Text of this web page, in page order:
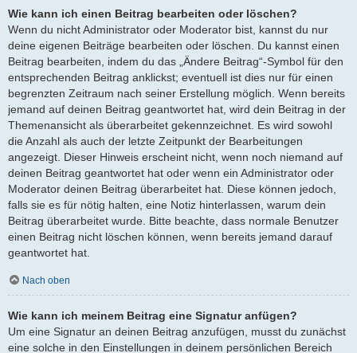
Wie kann ich einen Beitrag bearbeiten oder löschen?
Wenn du nicht Administrator oder Moderator bist, kannst du nur
deine eigenen Beiträge bearbeiten oder löschen. Du kannst einen
Beitrag bearbeiten, indem du das „Ändere Beitrag“-Symbol für den
entsprechenden Beitrag anklickst; eventuell ist dies nur für einen
begrenzten Zeitraum nach seiner Erstellung möglich. Wenn bereits
jemand auf deinen Beitrag geantwortet hat, wird dein Beitrag in der
Themenansicht als überarbeitet gekennzeichnet. Es wird sowohl
die Anzahl als auch der letzte Zeitpunkt der Bearbeitungen
angezeigt. Dieser Hinweis erscheint nicht, wenn noch niemand auf
deinen Beitrag geantwortet hat oder wenn ein Administrator oder
Moderator deinen Beitrag überarbeitet hat. Diese können jedoch,
falls sie es für nötig halten, eine Notiz hinterlassen, warum dein
Beitrag überarbeitet wurde. Bitte beachte, dass normale Benutzer
einen Beitrag nicht löschen können, wenn bereits jemand darauf
geantwortet hat.
Nach oben
Wie kann ich meinem Beitrag eine Signatur anfügen?
Um eine Signatur an deinen Beitrag anzufügen, musst du zunächst
eine solche in den Einstellungen in deinem persönlichen Bereich